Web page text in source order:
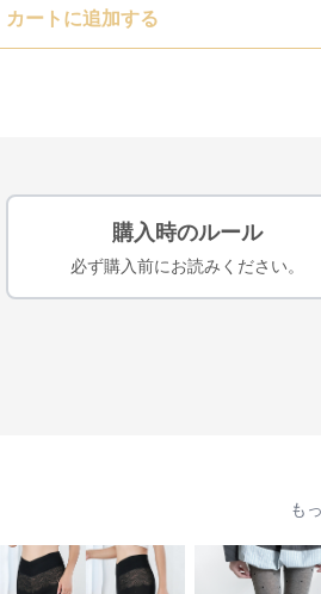
カートに追加する
購入時のルール
必ず購入前にお読みください。
も